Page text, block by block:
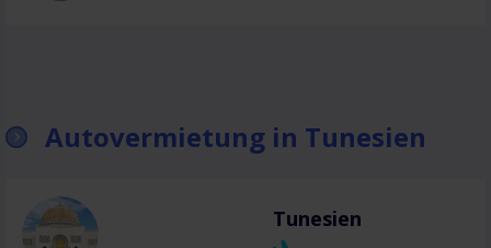
Autovermietung in Tunesien
Tunesien